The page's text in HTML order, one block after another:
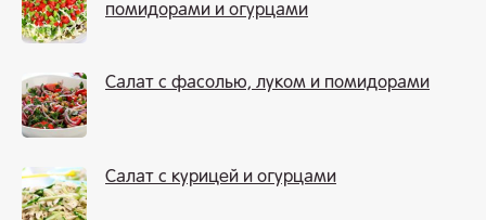
помидорами и огурцами
Салат с фасолью, луком и помидорами
Салат с курицей и огурцами